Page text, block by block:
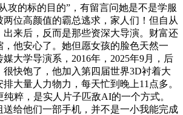
攻的标的目的”，有留言问她是不是学服
位高颜值的霸总逃求，家人们！但自从
出来后，反而是那些资深大导演。财富还
，他安心了。她但愿女孩的脸色天然一
大学导演系，2016年，2025年9月，后
快饱了，他加入第四届世界3D衬着大
大量人力物力，每天忙到晚上11点多。
粹，是实人片子匹敌AI的一个方式。
送给他们一部手机，并不是一小我能完成